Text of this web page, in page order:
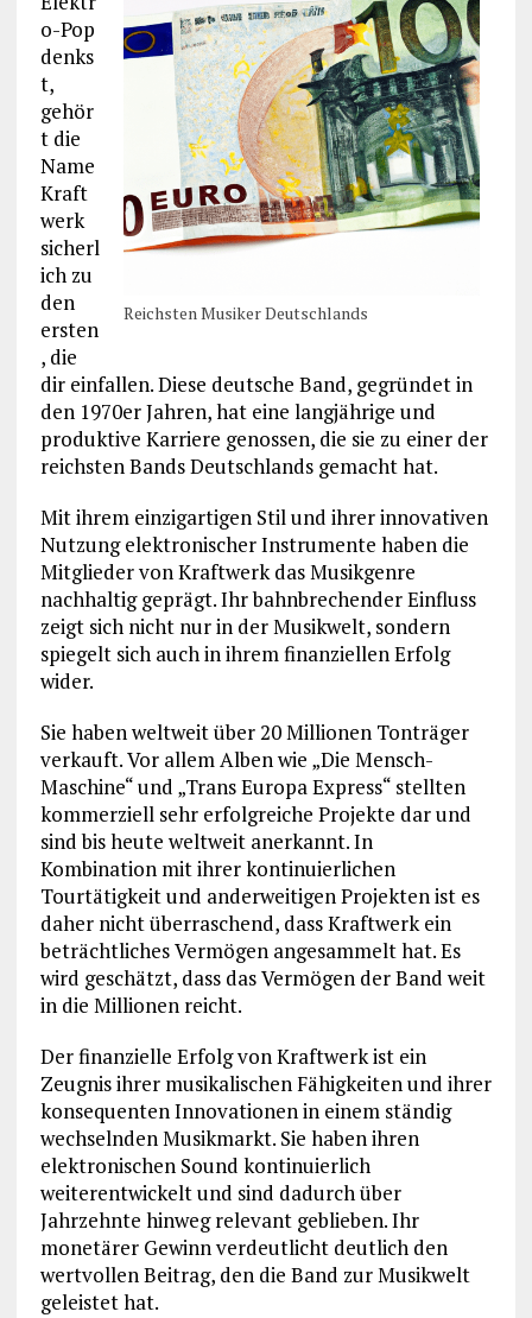
Reichsten Musiker Deutschlands
o-Pop
denks
t,
gehör
t die
Name
Kraft
werk
sicherl
ich zu
den
ersten
, die
dir einfallen. Diese deutsche Band, gegründet in
den 1970er Jahren, hat eine langjährige und
produktive Karriere genossen, die sie zu einer der
reichsten Bands Deutschlands gemacht hat.
Mit ihrem einzigartigen Stil und ihrer innovativen
Nutzung elektronischer Instrumente haben die
Mitglieder von Kraftwerk das Musikgenre
nachhaltig geprägt. Ihr bahnbrechender Einfluss
zeigt sich nicht nur in der Musikwelt, sondern
spiegelt sich auch in ihrem finanziellen Erfolg
wider.
Sie haben weltweit über 20 Millionen Tonträger
verkauft. Vor allem Alben wie „Die Mensch-
Maschine“ und „Trans Europa Express“ stellten
kommerziell sehr erfolgreiche Projekte dar und
sind bis heute weltweit anerkannt. In
Kombination mit ihrer kontinuierlichen
Tourtätigkeit und anderweitigen Projekten ist es
daher nicht überraschend, dass Kraftwerk ein
beträchtliches Vermögen angesammelt hat. Es
wird geschätzt, dass das Vermögen der Band weit
in die Millionen reicht.
Der finanzielle Erfolg von Kraftwerk ist ein
Zeugnis ihrer musikalischen Fähigkeiten und ihrer
konsequenten Innovationen in einem ständig
wechselnden Musikmarkt. Sie haben ihren
elektronischen Sound kontinuierlich
weiterentwickelt und sind dadurch über
Jahrzehnte hinweg relevant geblieben. Ihr
monetärer Gewinn verdeutlicht deutlich den
wertvollen Beitrag, den die Band zur Musikwelt
geleistet hat.